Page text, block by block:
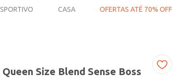
CASA OFERTAS ATÉ 70% OFF
Size Blend Sense Boss